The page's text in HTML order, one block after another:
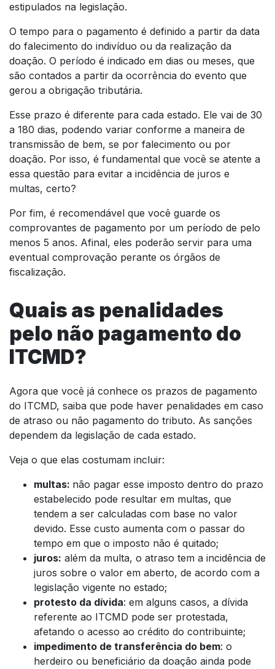
estipulados na legislação.
O tempo para o pagamento é definido a partir da data
do falecimento do indivíduo ou da realização da
doação. O período é indicado em dias ou meses, que
são contados a partir da ocorrência do evento que
gerou a obrigação tributária.
Esse prazo é diferente para cada estado. Ele vai de 30
a 180 dias, podendo variar conforme a maneira de
transmissão de bem, se por falecimento ou por
doação. Por isso, é fundamental que você se atente a
essa questão para evitar a incidência de juros e
multas, certo?
Por fim, é recomendável que você guarde os
comprovantes de pagamento por um período de pelo
menos 5 anos. Afinal, eles poderão servir para uma
eventual comprovação perante os órgãos de
fiscalização.
Quais as penalidades
pelo não pagamento do
ITCMD?
Agora que você já conhece os prazos de pagamento
do ITCMD, saiba que pode haver penalidades em caso
de atraso ou não pagamento do tributo. As sanções
dependem da legislação de cada estado.
Veja o que elas costumam incluir:
multas: não pagar esse imposto dentro do prazo
estabelecido pode resultar em multas, que
tendem a ser calculadas com base no valor
devido. Esse custo aumenta com o passar do
tempo em que o imposto não é quitado;
juros: além da multa, o atraso tem a incidência de
juros sobre o valor em aberto, de acordo com a
legislação vigente no estado;
protesto da dívida: em alguns casos, a dívida
referente ao ITCMD pode ser protestada,
afetando o acesso ao crédito do contribuinte;
impedimento de transferência do bem: o
herdeiro ou beneficiário da doação ainda pode